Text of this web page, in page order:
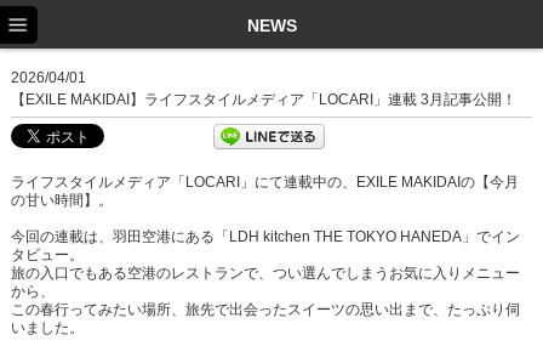
NEWS
2026/04/01
【EXILE MAKIDAI】ライフスタイルメディア「LOCARI」連載 3月記事公開！
ライフスタイルメディア「LOCARI」にて連載中の、EXILE MAKIDAIの【今月
の甘い時間】。
今回の連載は、羽田空港にある「LDH kitchen THE TOKYO HANEDA」でイン
タビュー。
旅の入口でもある空港のレストランで、つい選んでしまうお気に入りメニュー
から、
この春行ってみたい場所、旅先で出会ったスイーツの思い出まで、たっぷり伺
いました。
NEWS
SCHEDULE
DISCOGRAPHY
EX FAMILY